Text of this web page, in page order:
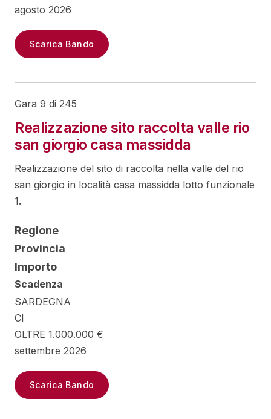
agosto 2026
Scarica Bando
Gara 9 di 245
Realizzazione sito raccolta valle rio
san giorgio casa massidda
Realizzazione del sito di raccolta nella valle del rio
san giorgio in località casa massidda lotto funzionale
1.
Regione
Provincia
Importo
Scadenza
SARDEGNA
CI
OLTRE 1.000.000 €
settembre 2026
Scarica Bando